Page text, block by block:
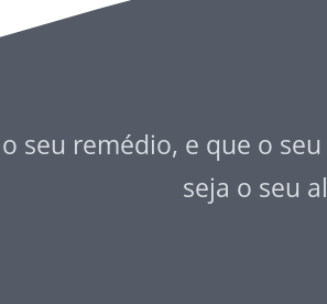
seu remédio, e que o
seja o seu